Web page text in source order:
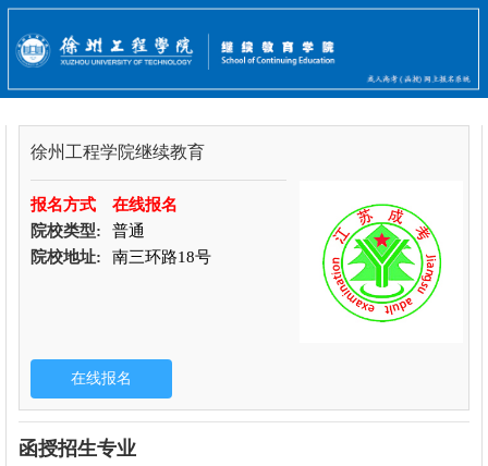
徐州工程学院继续教育
报名方式
在线报名
院校类型:
普通
院校地址:
南三环路18号
函授招生专业